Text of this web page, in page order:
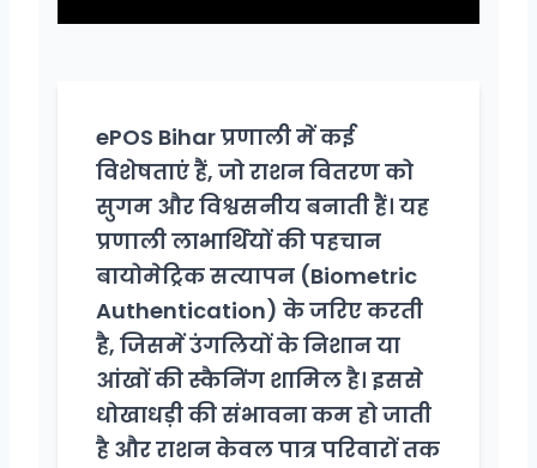
ePOS Bihar प्रणाली में कई
विशेषताएं हैं, जो राशन वितरण को
सुगम और विश्वसनीय बनाती हैं। यह
प्रणाली लाभार्थियों की पहचान
बायोमेट्रिक सत्यापन (Biometric
Authentication) के जरिए करती
है, जिसमें उंगलियों के निशान या
आंखों की स्कैनिंग शामिल है। इससे
धोखाधड़ी की संभावना कम हो जाती
है और राशन केवल पात्र परिवारों तक